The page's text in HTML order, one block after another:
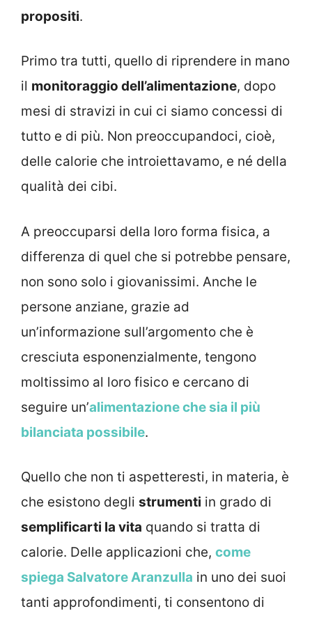
propositi.
Primo tra tutti, quello di riprendere in mano
il monitoraggio dell’alimentazione, dopo
mesi di stravizi in cui ci siamo concessi di
tutto e di più. Non preoccupandoci, cioè,
delle calorie che introiettavamo, e né della
qualità dei cibi.
A preoccuparsi della loro forma fisica, a
differenza di quel che si potrebbe pensare,
non sono solo i giovanissimi. Anche le
persone anziane, grazie ad
un’informazione sull’argomento che è
cresciuta esponenzialmente, tengono
moltissimo al loro fisico e cercano di
seguire un’alimentazione che sia il più
bilanciata possibile.
Quello che non ti aspetteresti, in materia, è
che esistono degli strumenti in grado di
semplificarti la vita quando si tratta di
calorie. Delle applicazioni che, come
spiega Salvatore Aranzulla in uno dei suoi
tanti approfondimenti, ti consentono di